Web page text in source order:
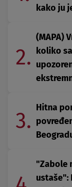
kako ju
2.
(MAPA)
koliko
3.
Hitna
"Zabole
ustaše":